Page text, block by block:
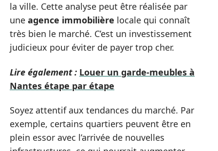
la ville. Cette analyse peut être réalisée par
une agence immobilière locale qui connaît
très bien le marché. C’est un investissement
judicieux pour éviter de payer trop cher.
Lire également : Louer un garde-meubles à
Nantes étape par étape
Soyez attentif aux tendances du marché. Par
exemple, certains quartiers peuvent être en
plein essor avec l’arrivée de nouvelles